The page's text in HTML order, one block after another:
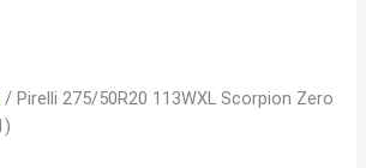
/ Pirelli 275/50R20 113WXL Scorpion Zero